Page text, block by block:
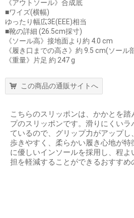
《アウトソール》合成底
■ワイズ(横幅)
ゆったり幅広3E(EEE)相当
■靴の詳細 (26.5cm採寸)
《ソール高》接地面より約 4.0 cm
《履き口までの高さ》約 9.5 cm(ソール
《重量》片足 約 247 g
この商品の通販サイトへ
こちらのスリッポンは、かかとを踏
プのスリッポンです。滑りにくいラ
ているので、グリップ力がアップ
歩きやすく、柔らかい履き心地が特
に優しいインソールを採用し、程よ
担を軽減することができるおすすめ